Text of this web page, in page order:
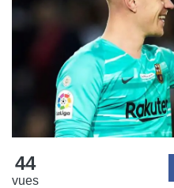
44
vues